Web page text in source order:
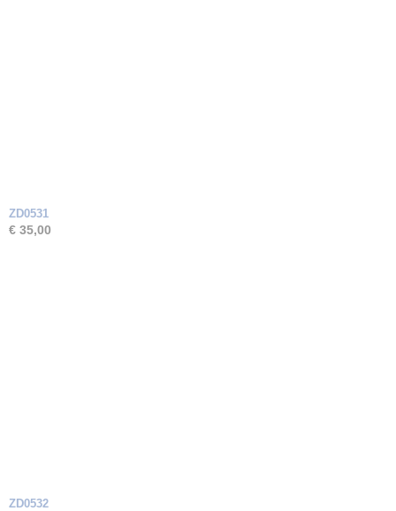
ZD0531
€ 35,00
ZD0532